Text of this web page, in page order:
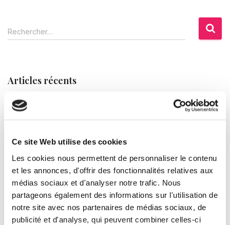
Ce site Web utilise des cookies
Les cookies nous permettent de personnaliser le contenu
et les annonces, d'offrir des fonctionnalités relatives aux
médias sociaux et d'analyser notre trafic. Nous
partageons également des informations sur l'utilisation de
notre site avec nos partenaires de médias sociaux, de
publicité et d'analyse, qui peuvent combiner celles-ci
R
e
r
Rechercher…
Articles récents
GR7 en Lozère : la ligne de partage des eaux sur le Mont
GTMC en Lozère : étape Mont Lozère et hébergement
VTT au Bleymard
GR70 Chemin de Stevenson : guide complet pour
randonner en Lozère (étapes, hébergements, conseils)
Bonjour tout le monde !